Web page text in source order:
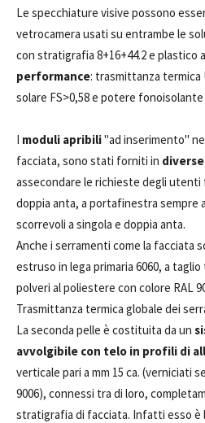
Le specchiature visive possono
vetrocamera usati su entrambe le
con stratigrafia 8+16+44.2 e plastico
performance: trasmittanza termica
solare FS>0,58 e potere fonoisolante
I moduli apribili"ad inserimento"
facciata, sono stati forniti in
assecondare le richieste degli utenti
doppia anta, a portafinestra sempre
scorrevoli a singola e doppia anta.
Anche i serramenti come la facciata
estruso in lega primaria 6060, a
polveri al poliestere con colore RAL
Trasmittanza termica globale dei
La seconda pelle è costituita da un
avvolgibile con telo in profili di
verticale pari a mm 15 ca. (verniciati
9006), connessi tra di loro,
stratigrafia di facciata. Infatti esso è